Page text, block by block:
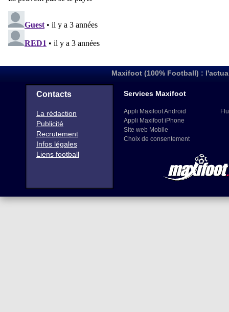
Maxifoot (100% Football) :
Contacts
La rédaction
Publicité
Recrutement
Infos légales
Liens football
Services Maxifoot
Appli Maxifoot Android
Appli Maxifoot iPhone
Site web Mobile
Choix de consentement